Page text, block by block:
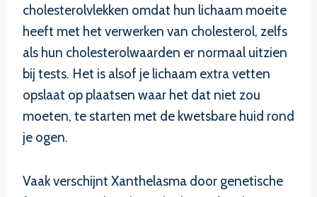
cholesterolvlekken omdat hun lichaam moeite
heeft met het verwerken van cholesterol, zelfs
als hun cholesterolwaarden er normaal uitzien
bij tests. Het is alsof je lichaam extra vetten
opslaat op plaatsen waar het dat niet zou
moeten, te starten met de kwetsbare huid rond
je ogen.
Vaak verschijnt Xanthelasma door genetische